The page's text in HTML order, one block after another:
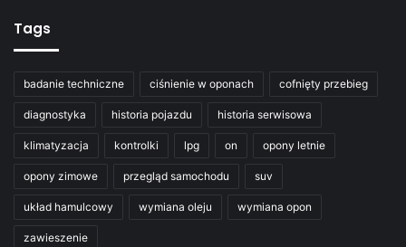
Tags
badanie techniczne ciśnienie w oponach cofnięty przebieg
diagnostyka historia pojazdu historia serwisowa
klimatyzacja kontrolki lpg on opony letnie
opony zimowe przegląd samochodu suv
układ hamulcowy wymiana oleju wymiana opon
zawieszenie